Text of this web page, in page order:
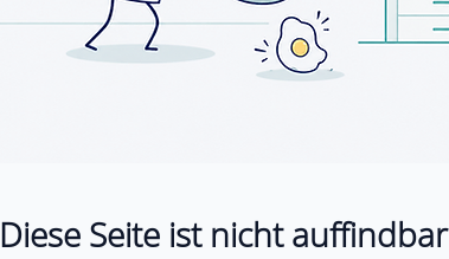
Diese Seite ist nicht auffindbar